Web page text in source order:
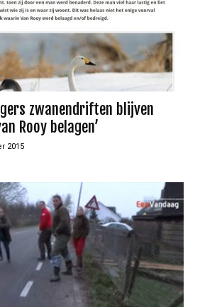
zwanendriften blijven
Rooy belagen’
2015